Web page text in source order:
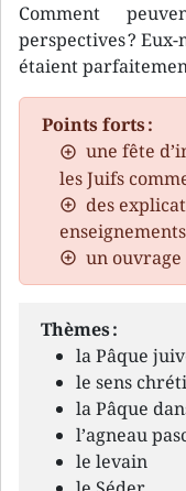
Comment
perspectives ?
étaient
Points forts :
une fête
les Juifs
des
un
Thèmes :
la Pâque
le sens
la Pâque
l’agneau
le levain